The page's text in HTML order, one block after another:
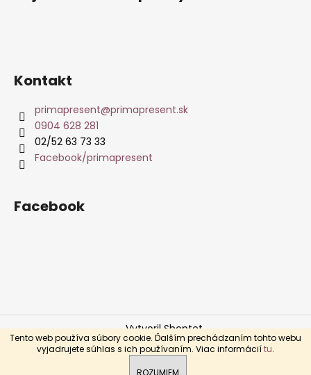
Tento web používa súbory cookie. Ďalším prechádzaním tohto webu
vyjadrujete súhlas s ich používaním. Viac informáciítu.
Kontakt
primapresent@primapresent.sk
0904 628 281
02/52 63 73 33
Facebook/primapresent
Facebook
Vytvoril Shoptet
Copyright 2026 primapresent.sk. Všetky práva